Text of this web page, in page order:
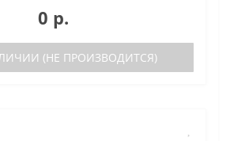
0 р.
(НЕ ПРОИЗВОДИТСЯ)